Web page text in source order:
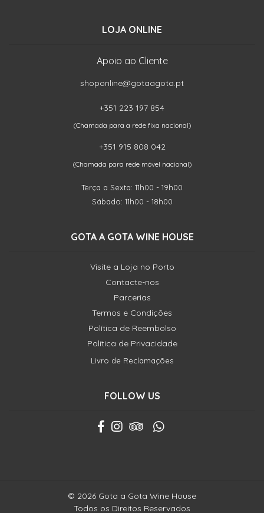
LOJA ONLINE
Apoio ao Cliente
shoponline@gotaagota.pt
+351 223 197 854
(Chamada para a rede fixa nacional)
+351 915 808 042
(Chamada para rede móvel nacional)
Terça a Sexta: 11h00 - 19h00
Sábado: 11h00 - 18h00
GOTA A GOTA WINE HOUSE
Visite a Loja no Porto
Contacte-nos
Parcerias
Termos e Condições
Política de Reembolso
Política de Privacidade
Livro de Reclamações
FOLLOW US
© 2026 Gota a Gota Wine House
Todos os Direitos Reservados